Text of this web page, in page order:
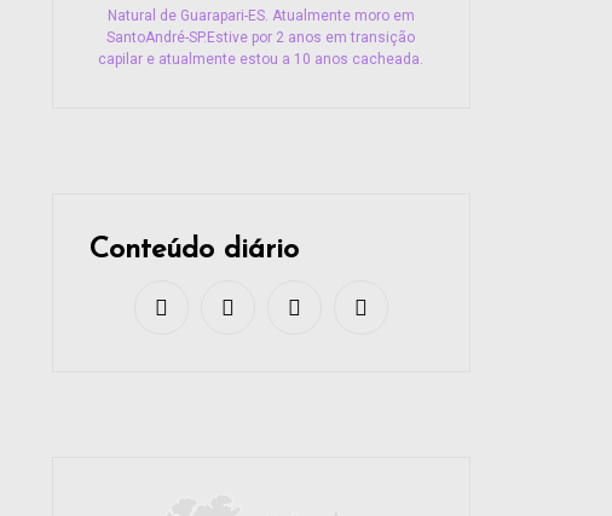
Natural de Guarapari-ES. Atualmente moro em
SantoAndré-SP.Estive por 2 anos em transição
capilar e atualmente estou a 10 anos cacheada.
Conteúdo diário